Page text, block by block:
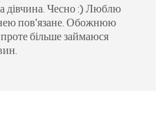
дівчина. Чесно :) Люблю
пов'язане. Обожнюю
проте більше займаюся